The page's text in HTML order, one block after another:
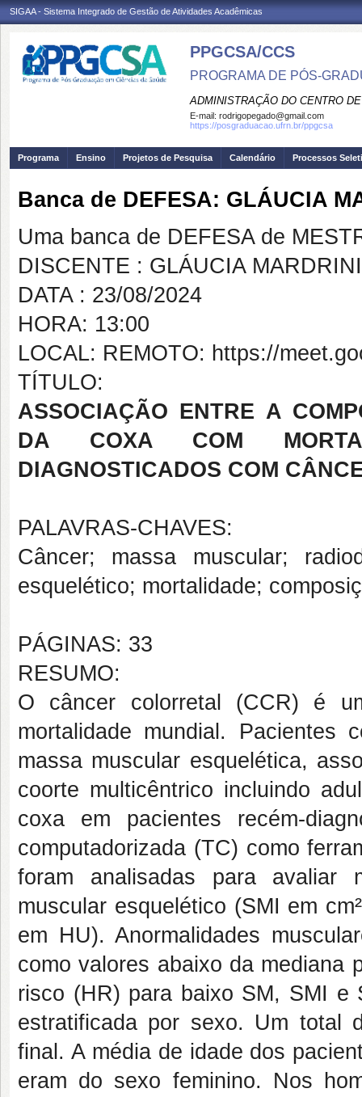
SIGAA - Sistema Integrado de Gestão de Atividades Acadêmicas
PPGCSA/CCS
PROGRAMA DE PÓS-
ADMINISTRAÇÃO DO CENTRO
E-mail: rodrigopegado@gmail.com
https://posgraduacao.ufrn.br/ppgcsa
Programa Ensino Projetos de Pesquisa Calendário Processos
Banca de DEFESA: GLÁUCIA
Uma banca de DEFESA de
DISCENTE : GLÁUCIA
DATA : 23/08/2024
HORA: 13:00
LOCAL: REMOTO: https://
TÍTULO:
ASSOCIAÇÃO ENTRE A
DA COXA COM
DIAGNOSTICADOS COM
PALAVRAS-CHAVES:
Câncer; massa muscular;
esquelético; mortalidade;
PÁGINAS: 33
RESUMO:
O câncer colorretal (CCR) é
mortalidade mundial. Pacientes
massa muscular esquelética,
coorte multicêntrico incluindo
coxa em pacientes recém-
computadorizada (TC) como
foram analisadas para avaliar
muscular esquelético (SMI em
em HU). Anormalidades
como valores abaixo da mediana
risco (HR) para baixo SM, SMI e
estratificada por sexo. Um total
final. A média de idade dos
eram do sexo feminino. Nos